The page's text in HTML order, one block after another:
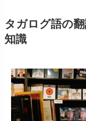
タガログ語の
知識